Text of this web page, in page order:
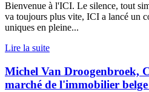
Bienvenue à l'ICI. Le silence, tout
va toujours plus vite, ICI a lancé un
uniques en pleine...
Lire la suite
Michel Van Droogenbroek,
marché de l'immobilier